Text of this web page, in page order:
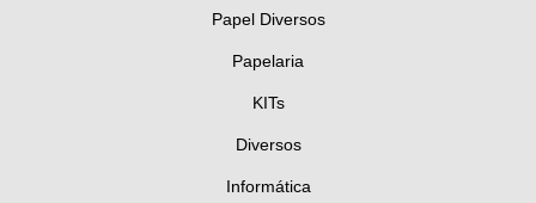
Papel Diversos
Papelaria
KITs
Diversos
Informática